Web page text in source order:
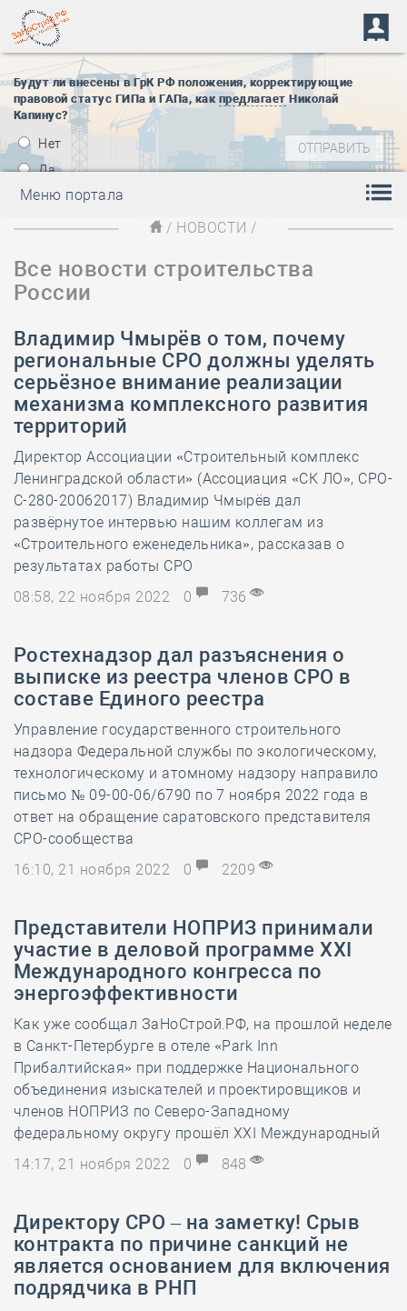
Будут ли внесены в ГрК РФ положения, корректирующие
правовой статус ГИПа и ГАПа, как предлагает Николай
Капинус?
Нет
Да
Меню портала
/ НОВОСТИ /
Все новости строительства
России
Владимир Чмырёв о том, почему
региональные СРО должны уделять
серьёзное внимание реализации
механизма комплексного развития
территорий
Директор Ассоциации «Строительный комплекс
Ленинградской области» (Ассоциация «СК ЛО», СРО-
С-280-20062017) Владимир Чмырёв дал
развёрнутое интервью нашим коллегам из
«Строительного еженедельника», рассказав о
результатах работы СРО
08:58, 22 ноября 2022
0 736
Ростехнадзор дал разъяснения о
выписке из реестра членов СРО в
составе Единого реестра
Управление государственного строительного
надзора Федеральной службы по экологическому,
технологическому и атомному надзору направило
письмо № 09-00-06/6790 по 7 ноября 2022 года в
ответ на обращение саратовского представителя
СРО-сообщества
16:10, 21 ноября 2022
0 2209
Представители НОПРИЗ принимали
участие в деловой программе XХI
Международного конгресса по
энергоэффективности
Как уже сообщал ЗаНоСтрой.РФ, на прошлой неделе
в Санкт-Петербурге в отеле «Park Inn
Прибалтийская» при поддержке Национального
объединения изыскателей и проектировщиков и
членов НОПРИЗ по Северо-Западному
федеральному округу прошёл XXI Международный
14:17, 21 ноября 2022
0 848
Директору СРО – на заметку! Срыв
контракта по причине санкций не
является основанием для включения
подрядчика в РНП